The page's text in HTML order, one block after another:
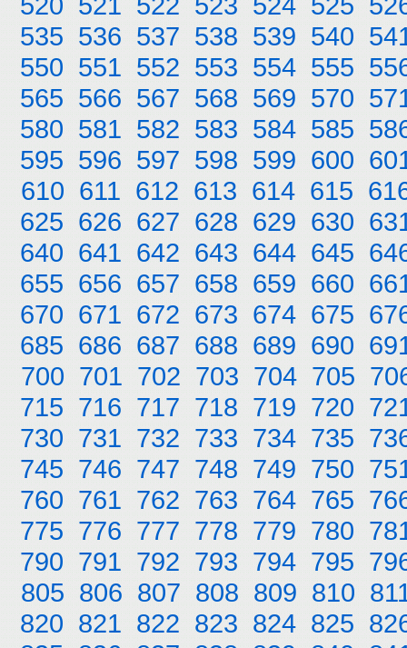
535 536 537 538 539 540
550 551 552 553 554 555
565 566 567 568 569 570
580 581 582 583 584 585
595 596 597 598 599 600
610 611 612 613 614 615
625 626 627 628 629 630
640 641 642 643 644 645
655 656 657 658 659 660
670 671 672 673 674 675
685 686 687 688 689 690
700 701 702 703 704 705
715 716 717 718 719 720
730 731 732 733 734 735
745 746 747 748 749 750
760 761 762 763 764 765
775 776 777 778 779 780
790 791 792 793 794 795
805 806 807 808 809 810
820 821 822 823 824 825